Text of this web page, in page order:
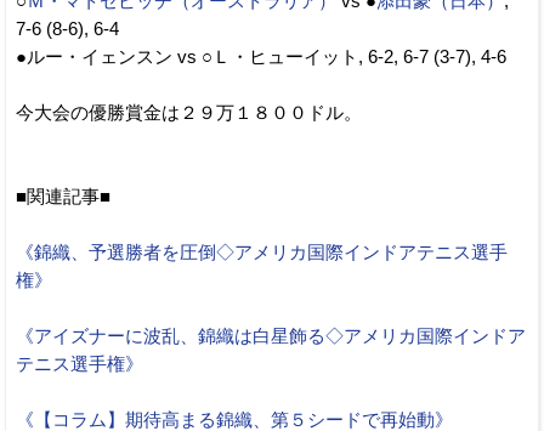
7-6 (8-6), 6-4
●ルー・イェンスン vs ○Ｌ・ヒューイット, 6-2, 6-7 (3-7), 4-6
今大会の優勝賞金は２９万１８００ドル。
■関連記事■
《錦織、予選勝者を圧倒◇アメリカ国際インドアテニス選手
権》
《アイズナーに波乱、錦織は白星飾る◇アメリカ国際インドア
テニス選手権》
《【コラム】期待高まる錦織、第５シードで再始動》